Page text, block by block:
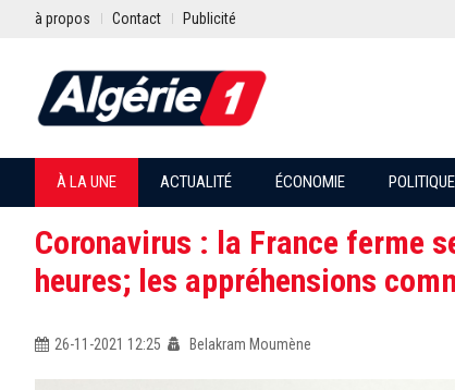
à propos Contact Publicité
À LA UNE ACTUALITÉ ÉCONOMIE POLITIQUE
Coronavirus : la France ferme
heures; les appréhensions
26-11-2021 12:25 Belakram Moumène